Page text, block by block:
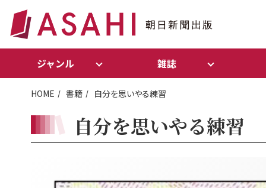
ジャンル 雑誌
HOME 書籍 自分を思いやる練習
自分を思いやる練習